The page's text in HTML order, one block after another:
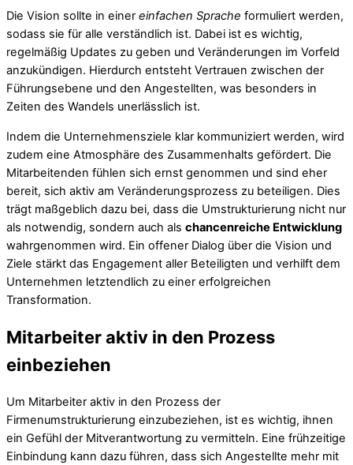
Die Vision sollte in einer einfachen Sprache formuliert werden,
sodass sie für alle verständlich ist. Dabei ist es wichtig,
regelmäßig Updates zu geben und Veränderungen im Vorfeld
anzukündigen. Hierdurch entsteht Vertrauen zwischen der
Führungsebene und den Angestellten, was besonders in
Zeiten des Wandels unerlässlich ist.
Indem die Unternehmensziele klar kommuniziert werden, wird
zudem eine Atmosphäre des Zusammenhalts gefördert. Die
Mitarbeitenden fühlen sich ernst genommen und sind eher
bereit, sich aktiv am Veränderungsprozess zu beteiligen. Dies
trägt maßgeblich dazu bei, dass die Umstrukturierung nicht nur
als notwendig, sondern auch als chancenreiche Entwicklung
wahrgenommen wird. Ein offener Dialog über die Vision und
Ziele stärkt das Engagement aller Beteiligten und verhilft dem
Unternehmen letztendlich zu einer erfolgreichen
Transformation.
Mitarbeiter aktiv in den Prozess
einbeziehen
Um Mitarbeiter aktiv in den Prozess der
Firmenumstrukturierung einzubeziehen, ist es wichtig, ihnen
ein Gefühl der Mitverantwortung zu vermitteln. Eine frühzeitige
Einbindung kann dazu führen, dass sich Angestellte mehr mit